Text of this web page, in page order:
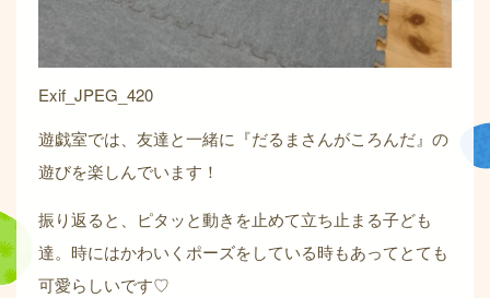
Exif_JPEG_420
遊戯室では、友達と一緒に『だるまさんがころんだ』の
遊びを楽しんでいます！
振り返ると、ピタッと動きを止めて立ち止まる子ども
達。時にはかわいくポーズをしている時もあってとても
可愛らしいです♡